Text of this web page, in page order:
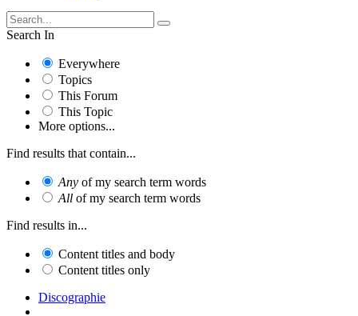
Search In
Everywhere
Topics
This Forum
This Topic
More options...
Find results that contain...
Any of my search term words
All of my search term words
Find results in...
Content titles and body
Content titles only
Discographie